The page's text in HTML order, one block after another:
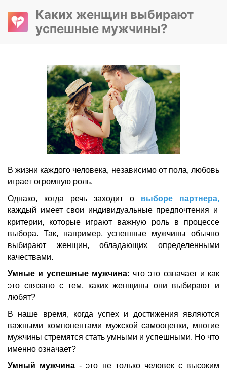
Каких женщин выбирают
успешные мужчины?
В жизни каждого человека, независимо от пола, любовь
играет огромную роль.
Однако, когда речь заходит о выборе партнера,
каждый имеет свои индивидуальные предпочтения и
критерии, которые играют важную роль в процессе
выбора. Так, например, успешные мужчины обычно
выбирают женщин, обладающих определенными
качествами.
Умные и успешные мужчина: что это означает и как
это связано с тем, каких женщины они выбирают и
любят?
В наше время, когда успех и достижения являются
важными компонентами мужской самооценки, многие
мужчины стремятся стать умными и успешными. Но что
именно означает?
Умный мужчина - это не только человек с высоким